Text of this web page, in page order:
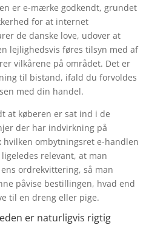
er e-mærke godkendt, grundet
for at internet
de danske love, udover at
lejlighedsvis føres tilsyn med af
vilkårene på området. Det er
til bistand, ifald du forvoldes
med din handel.
at køberen er sat ind i de
der har indvirkning på
hvilken ombytningsret e-handlen
relevant, at man
ordrekvittering, så man
påvise bestillingen, hvad end
til en dreng eller pige.
er naturligvis rigtig